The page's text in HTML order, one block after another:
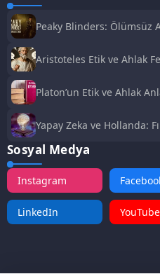
Peaky Blinders: Ölümsüz
Aristoteles Etik ve Ahlak
Platon’un Etik ve Ahlak
Yapay Zeka ve Hollanda:
Sosyal Medya
Instagram
LinkedIn YouTube